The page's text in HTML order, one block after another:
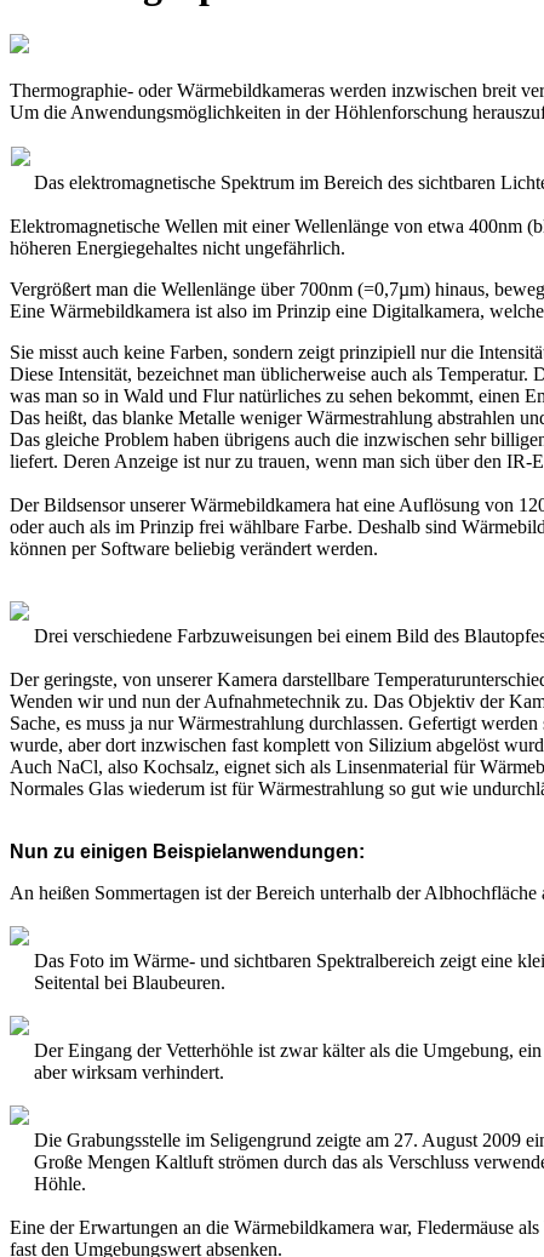
Thermographie- oder Wärmebildkameras werden inzwischen breit
Um die Anwendungsmöglichkeiten in der Höhlenforschung
Das elektromagnetische Spektrum im Bereich des sichtbaren
Elektromagnetische Wellen mit einer Wellenlänge von etwa 400nm
höheren Energiegehaltes nicht ungefährlich.
Vergrößert man die Wellenlänge über 700nm (=0,7µm) hinaus,
Eine Wärmebildkamera ist also im Prinzip eine Digitalkamera,
Sie misst auch keine Farben, sondern zeigt prinzipiell nur die
Diese Intensität, bezeichnet man üblicherweise auch als
was man so in Wald und Flur natürliches zu sehen bekommt, einen
Das heißt, das blanke Metalle weniger Wärmestrahlung abstrahlen
Das gleiche Problem haben übrigens auch die inzwischen sehr
liefert. Deren Anzeige ist nur zu trauen, wenn man sich über den IR-
Der Bildsensor unserer Wärmebildkamera hat eine Auflösung von
oder auch als im Prinzip frei wählbare Farbe. Deshalb sind
können per Software beliebig verändert werden.
Drei verschiedene Farbzuweisungen bei einem Bild des
Der geringste, von unserer Kamera darstellbare
Wenden wir und nun der Aufnahmetechnik zu. Das Objektiv der
Sache, es muss ja nur Wärmestrahlung durchlassen. Gefertigt
wurde, aber dort inzwischen fast komplett von Silizium abgelöst
Auch NaCl, also Kochsalz, eignet sich als Linsenmaterial für
Normales Glas wiederum ist für Wärmestrahlung so gut wie
Nun zu einigen Beispielanwendungen:
An heißen Sommertagen ist der Bereich unterhalb der
Das Foto im Wärme- und sichtbaren Spektralbereich zeigt eine
Seitental bei Blaubeuren.
Der Eingang der Vetterhöhle ist zwar kälter als die Umgebung,
aber wirksam verhindert.
Die Grabungsstelle im Seligengrund zeigte am 27. August 2009
Große Mengen Kaltluft strömen durch das als Verschluss
Höhle.
Eine der Erwartungen an die Wärmebildkamera war, Fledermäuse
fast den Umgebungswert absenken.